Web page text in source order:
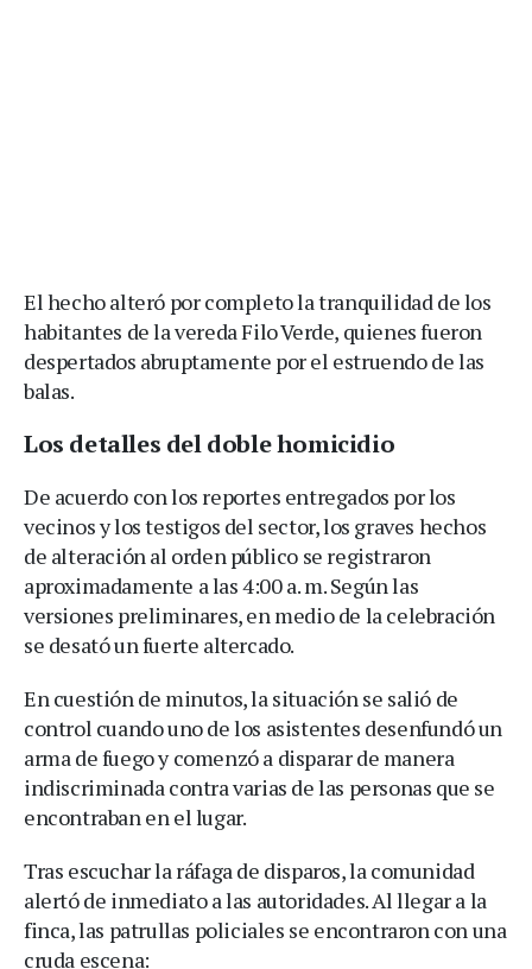
El hecho alteró por completo la tranquilidad de los
habitantes de la vereda Filo Verde, quienes fueron
despertados abruptamente por el estruendo de las
balas.
Los detalles del doble homicidio
De acuerdo con los reportes entregados por los
vecinos y los testigos del sector, los graves hechos
de alteración al orden público se registraron
aproximadamente a las 4:00 a. m. Según las
versiones preliminares, en medio de la celebración
se desató un fuerte altercado.
En cuestión de minutos, la situación se salió de
control cuando uno de los asistentes desenfundó un
arma de fuego y comenzó a disparar de manera
indiscriminada contra varias de las personas que se
encontraban en el lugar.
Tras escuchar la ráfaga de disparos, la comunidad
alertó de inmediato a las autoridades. Al llegar a la
finca, las patrullas policiales se encontraron con una
cruda escena: